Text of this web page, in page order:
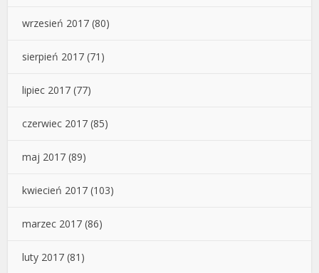
wrzesień 2017 (80)
sierpień 2017 (71)
lipiec 2017 (77)
czerwiec 2017 (85)
maj 2017 (89)
kwiecień 2017 (103)
marzec 2017 (86)
luty 2017 (81)